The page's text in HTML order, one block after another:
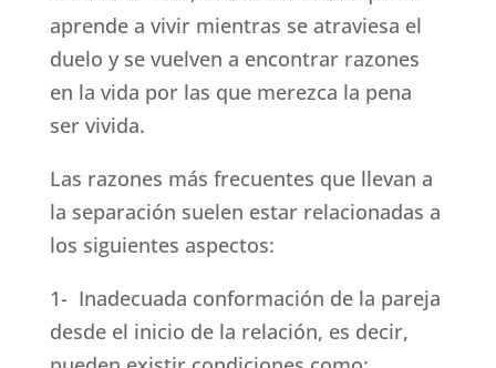
aprende a vivir mientras se atraviesa el
duelo y se vuelven a encontrar razones
en la vida por las que merezca la pena
ser vivida.
Las razones más frecuentes que llevan a
la separación suelen estar relacionadas a
los siguientes aspectos:
1- Inadecuada conformación de la pareja
desde el inicio de la relación, es decir,